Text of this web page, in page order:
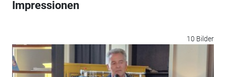
Impressionen
10 Bilder